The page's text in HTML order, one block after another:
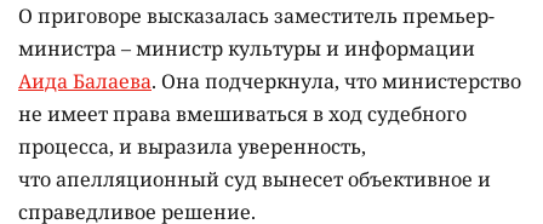
О приговоре высказалась заместитель премьер-
министра – министр культуры и информации
Аида Балаева. Она подчеркнула, что министерство
не имеет права вмешиваться в ход судебного
процесса, и выразила уверенность,
что апелляционный суд вынесет объективное и
справедливое решение.